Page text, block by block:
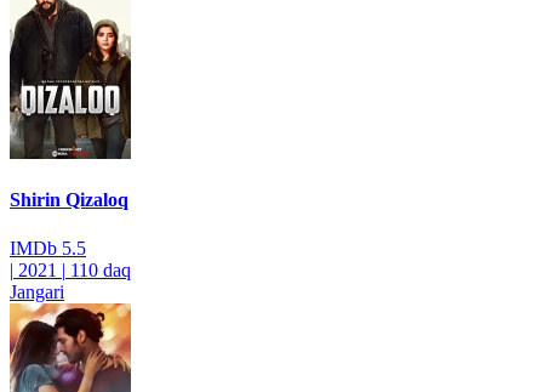
Shirin Qizaloq
IMDb 5.5
| 2021 | 110 daq
Jangari